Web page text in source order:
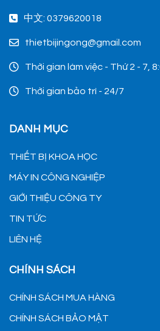
中文: 0379620018
thietbijingong@gmail.com
Thời gian làm việc - Thứ 2 - 7,
Thời gian bảo trì - 24/7
DANH MỤC
THIẾT BỊ KHOA HỌC
MÁY IN CÔNG NGHIỆP
GIỚI THIỆU CÔNG TY
TIN TỨC
LIÊN HỆ
CHÍNH SÁCH
CHÍNH SÁCH MUA HÀNG
CHÍNH SÁCH BẢO MẬT